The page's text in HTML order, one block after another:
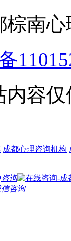
南
容
成都心理咨询机构
咨询
咨询